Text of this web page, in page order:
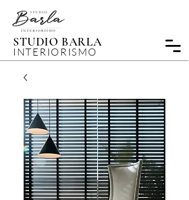
STUDIO BARLA
INTERIORISMO